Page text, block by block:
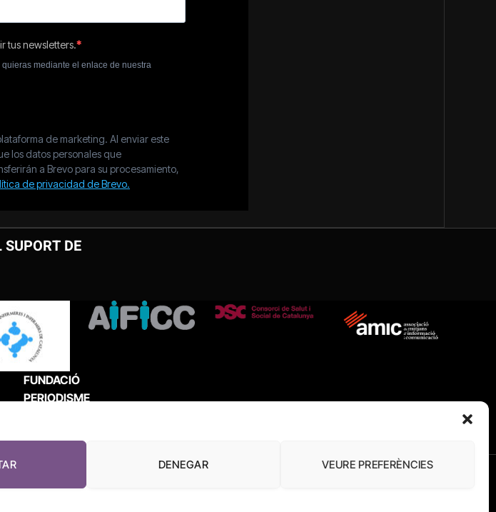
DENEGAR VEURE PREFERÈNCIES
DE
FUNDACIÓ
PERIODISME